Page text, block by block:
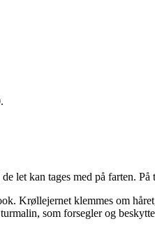
let kan tages med på farten.
Krøllejernet klemmes om
som forsegler og